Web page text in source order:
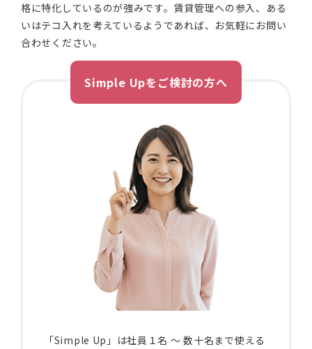
格に特化しているのが強みです。賃貸管理への参入、ある
いはテコ入れを考えているようであれば、お気軽にお問い
合わせください。
Simple Upをご検討の方へ
「Simple Up」は社員１名 〜 数十名まで使える